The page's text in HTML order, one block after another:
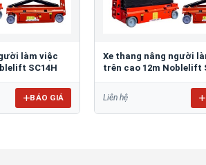
làm việc
SC14H
BÁO GIÁ
Xe thang nâng người
trên cao 12m Noblelift
Liên hệ